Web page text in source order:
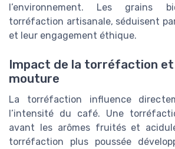
l’environnement. Les grains
torréfaction artisanale, séduisent
et leur engagement éthique.
Impact de la torréfaction et
mouture
La torréfaction influence
l’intensité du café. Une
avant les arômes fruités et
torréfaction plus poussée